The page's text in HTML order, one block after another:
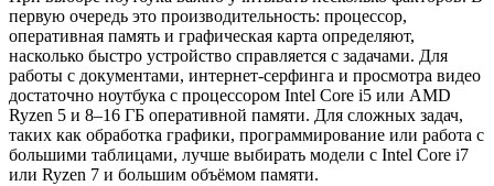
первую очередь это производительность: процессор,
оперативная память и графическая карта определяют,
насколько быстро устройство справляется с задачами. Для
работы с документами, интернет-серфинга и просмотра видео
достаточно ноутбука с процессором Intel Core i5 или AMD
Ryzen 5 и 8–16 ГБ оперативной памяти. Для сложных задач,
таких как обработка графики, программирование или работа с
большими таблицами, лучше выбирать модели с Intel Core i7
или Ryzen 7 и большим объёмом памяти.